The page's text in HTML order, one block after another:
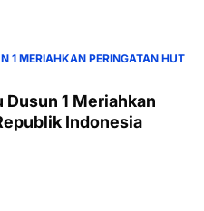
1 MERIAHKAN PERINGATAN HUT
1 Meriahkan
Indonesia